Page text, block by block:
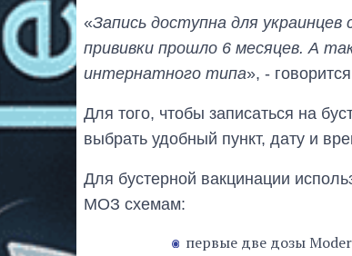
«Запись доступна для
прививки прошло 6 месяцев. А
интернатного типа», -
Для того, чтобы записаться на
выбрать удобный пункт, дату и
Для бустерной вакцинации
МОЗ схемам:
первые две дозы